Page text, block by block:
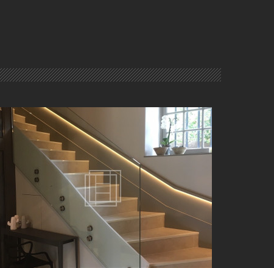
GARDE-CORPS D'ESCALIER EN VERRE À LYON (69)